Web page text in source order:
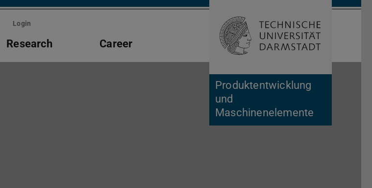
Produktentwicklung
und
Maschinenelemente
Login
Research Career Open search